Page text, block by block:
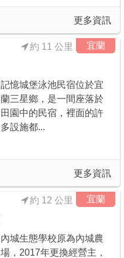
更多資訊
宜蘭
約 11 公里
記憶城堡泳池民宿位於宜
蘭三星鄉，是一間座落於
田園中的民宿，裡面的許
多設施都...
更多資訊
宜蘭
約 12 公里
內城生態學校原為內城農
場，2017年更換經營主，